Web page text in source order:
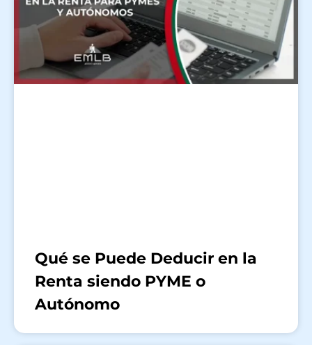
Qué se Puede Deducir en la
Renta siendo PYME o
Autónomo